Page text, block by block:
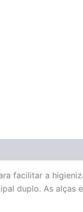
facilitar a
duplo. As alças